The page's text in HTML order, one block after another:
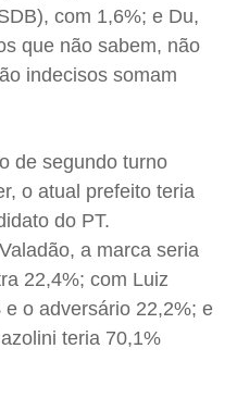
com 1,6%; e Du,
que não sabem, não
indecisos somam
de segundo turno
o atual prefeito teria
do PT.
a marca seria
22,4%; com Luiz
o adversário 22,2%; e
teria 70,1%